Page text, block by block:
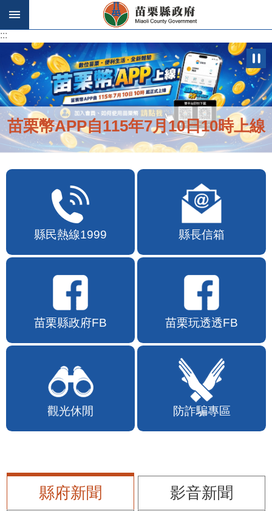
跳到主要內容區塊
:::
苗栗幣APP自115年7月10日10時上線
縣民熱線1999 縣長信箱
苗栗縣政府FB 苗栗玩透透FB
觀光休閒 防詐騙專區
縣府新聞
影音新聞